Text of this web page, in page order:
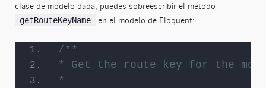
clase de modelo dada, puedes sobreescribir el método
getRouteKeyName en el modelo de Eloquent:
/**
* Get the route key for the
*
Suscríbete a nuestro boletín
Recibe consejos útiles, promos y múltiples recursos